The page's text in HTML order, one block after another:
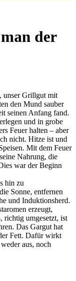
der
unser Grillgut mit
den Mund sauber
seinen Anfang fand.
und in grobe
Feuer halten – aber
nicht. Hitze ist und
Mit dem Feuer
Nahrung, die
war der Beginn
hin zu
Sonne, entfernen
und Induktionsherd.
erzeugt,
richtig umgesetzt, ist
Das Gargut hat
Fett. Dafür wirkt
aus, noch